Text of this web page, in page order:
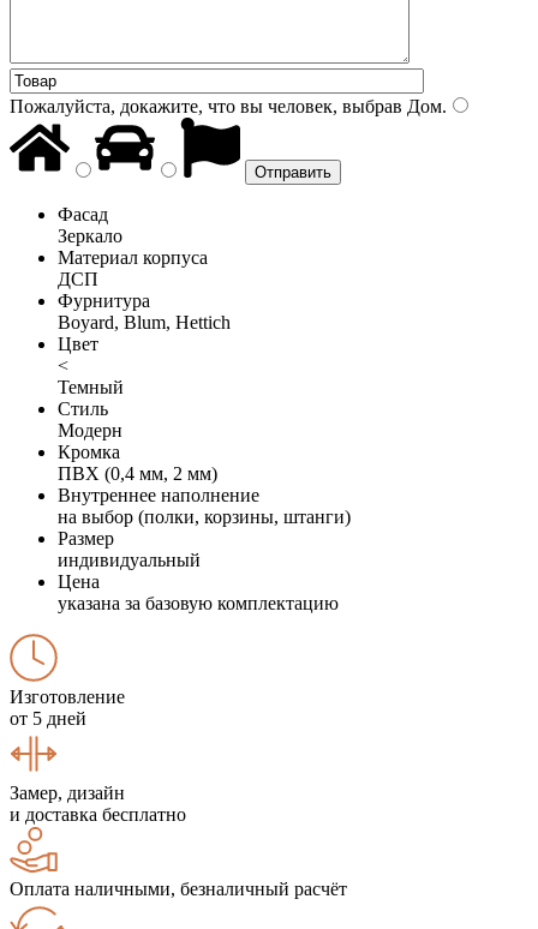
Пожалуйста, докажите, что вы человек, выбрав Дом.
Фасад
Зеркало
Материал корпуса
ДСП
Фурнитура
Boyard, Blum, Hettich
Цвет
<
Темный
Стиль
Модерн
Кромка
ПВХ (0,4 мм, 2 мм)
Внутреннее наполнение
на выбор (полки, корзины, штанги)
Размер
индивидуальный
Цена
указана за базовую комплектацию
Изготовление
от 5 дней
Замер, дизайн
и доставка бесплатно
Оплата наличными, безналичный расчёт